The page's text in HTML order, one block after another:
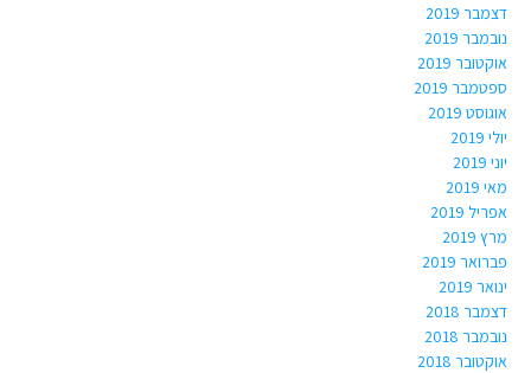
דצמבר 2019
נובמבר 2019
אוקטובר 2019
ספטמבר 2019
אוגוסט 2019
יולי 2019
יוני 2019
מאי 2019
אפריל 2019
מרץ 2019
פברואר 2019
ינואר 2019
דצמבר 2018
נובמבר 2018
אוקטובר 2018